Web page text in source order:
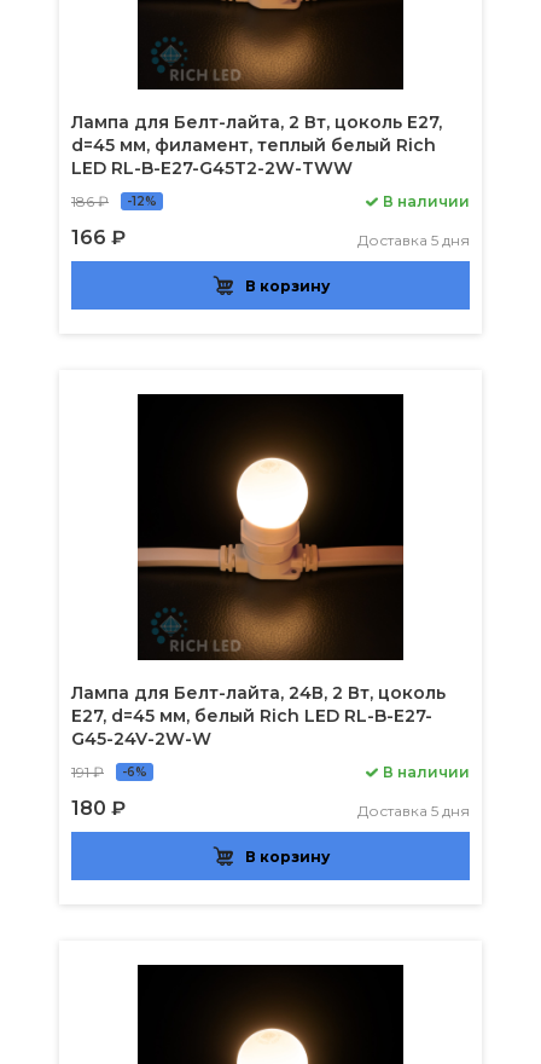
Лампа для Белт-лайта, 2 Вт, цоколь Е27,
d=45 мм, филамент, теплый белый Rich
LED RL-B-E27-G45T2-2W-TWW
186 ₽ -12%
166 ₽
В наличии
Доставка 5 дня
В корзину
Лампа для Белт-лайта, 24В, 2 Вт, цоколь
Е27, d=45 мм, белый Rich LED RL-B-E27-
G45-24V-2W-W
191 ₽ -6%
180 ₽
В наличии
Доставка 5 дня
В корзину